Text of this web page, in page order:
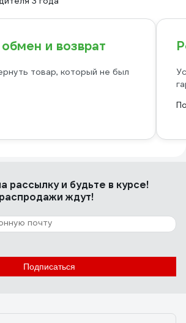
и возврат
товар, который не был
рассылкуи будьте в курсе!
ждут!
Подписаться